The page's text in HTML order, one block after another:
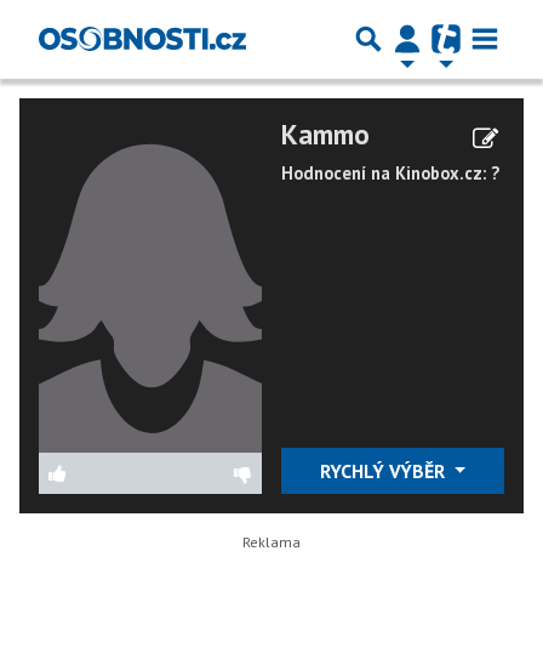
Kammo
Hodnocení na Kinobox.cz: ?
RYCHLÝ VÝBĚR